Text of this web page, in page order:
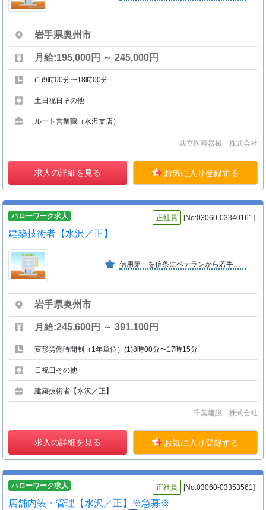
岩手県奥州市
月給:195,000円 ～ 245,000円
(1)9時00分〜18時00分
土日祝日その他
ルート営業職（水沢支店）
共立医科器械 株式会社
求人の詳細を見る お気に入り登録する
ハローワーク求人 正社員 [No:03060-03340161]
建築技術者【水沢／正】
信用第一を信条にベテランから若手社員まで在籍しています。建築の仕事を通してお客様の役に立てるように、そして、自分の夢も叶えられるように努力しています。
岩手県奥州市
月給:245,600円 ～ 391,100円
変形労働時間制（1年単位）(1)8時00分〜17時15分
日祝日その他
建築技術者【水沢／正】
千葉建設 株式会社
求人の詳細を見る お気に入り登録する
ハローワーク求人 正社員 [No:03060-03353561]
店舗内装・管理【水沢／正】※急募※